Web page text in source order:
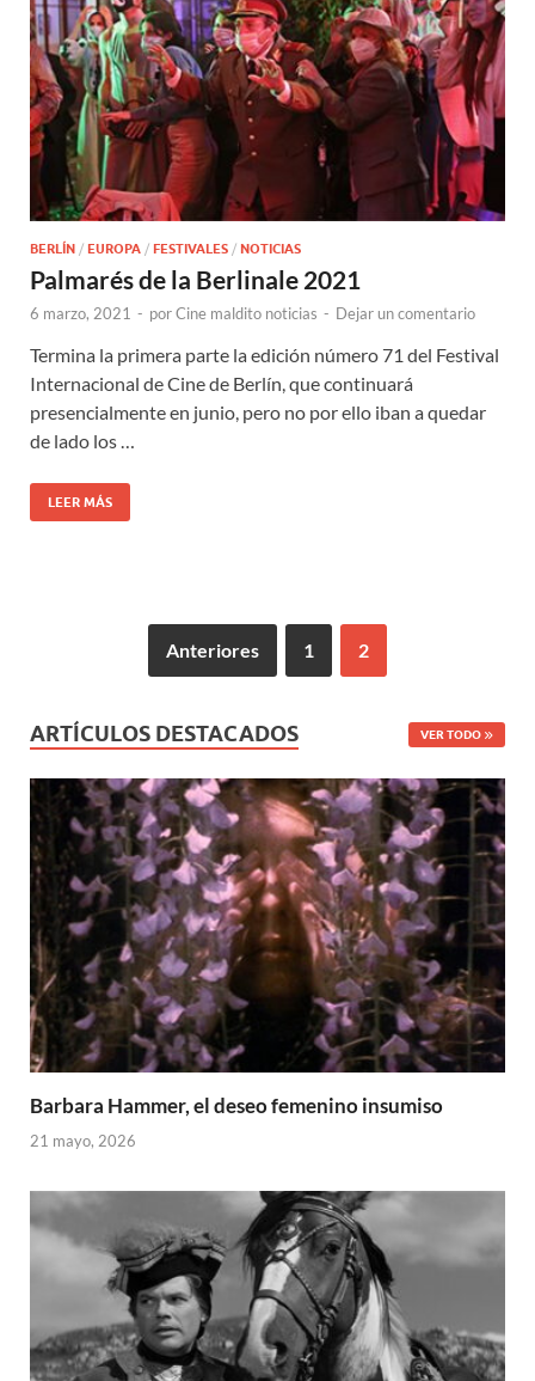
BERLÍN / EUROPA / FESTIVALES / NOTICIAS
Palmarés de la Berlinale 2021
6 marzo, 2021 - porCine maldito noticias - Dejar un comentario
Termina la primera parte la edición número 71 del Festival
Internacional de Cine de Berlín, que continuará
presencialmente en junio, pero no por ello iban a quedar
de lado los …
LEER MÁS
Anteriores 1 2
ARTÍCULOS DESTACADOS VER TODO
Barbara Hammer, el deseo femenino insumiso
21 mayo, 2026